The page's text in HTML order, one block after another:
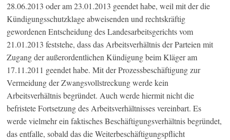
28.06.2013 oder am 23.01.2013 geendet habe, weil mit der die
Kündigungsschutzklage abweisenden und rechtskräftig
gewordenen Entscheidung des Landesarbeitsgerichts vom
21.01.2013 feststehe, dass das Arbeitsverhältnis der Parteien mit
Zugang der außerordentlichen Kündigung beim Kläger am
17.11.2011 geendet habe. Mit der Prozessbeschäftigung zur
Vermeidung der Zwangsvollstreckung werde kein
Arbeitsverhältnis begründet. Auch werde hiermit nicht die
befristete Fortsetzung des Arbeitsverhältnisses vereinbart. Es
werde vielmehr ein faktisches Beschäftigungsverhältnis begründet,
das entfalle, sobald das die Weiterbeschäftigungspflicht